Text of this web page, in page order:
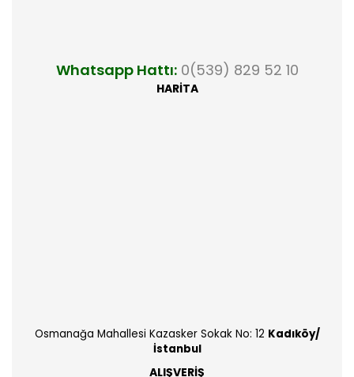
Whatsapp Hattı: 0(539) 829 52 10
HARİTA
Osmanağa Mahallesi Kazasker Sokak No: 12 Kadıköy/
İstanbul
ALIŞVERİŞ